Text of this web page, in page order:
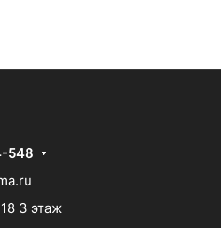
548
3 этаж